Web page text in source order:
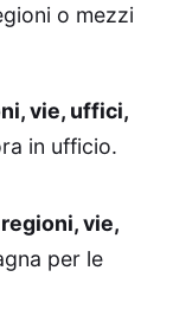
o mezzi
vie, uffici,
in ufficio.
vie,
per le